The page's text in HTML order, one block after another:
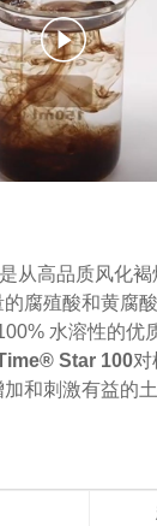
是从高品质风化
腐殖酸和黄腐
水溶性的优
Star 100对
和刺激有益的土